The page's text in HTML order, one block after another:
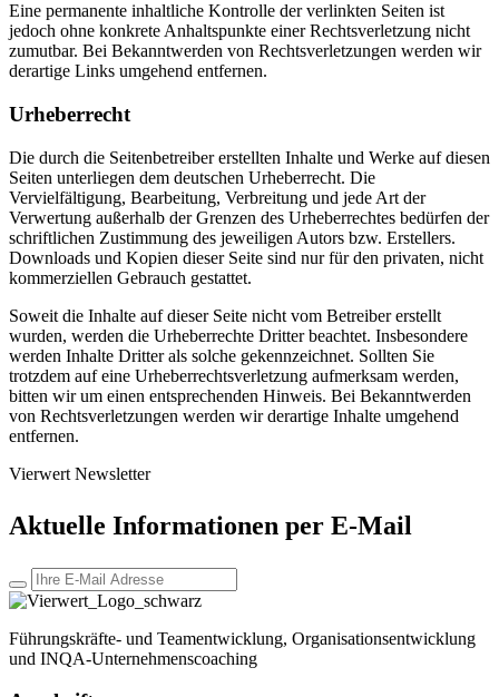
Eine permanente inhaltliche Kontrolle der verlinkten Seiten ist
jedoch ohne konkrete Anhaltspunkte einer Rechtsverletzung nicht
zumutbar. Bei Bekanntwerden von Rechtsverletzungen werden wir
derartige Links umgehend entfernen.
Urheberrecht
Die durch die Seitenbetreiber erstellten Inhalte und Werke auf diesen
Seiten unterliegen dem deutschen Urheberrecht. Die
Vervielfältigung, Bearbeitung, Verbreitung und jede Art der
Verwertung außerhalb der Grenzen des Urheberrechtes bedürfen der
schriftlichen Zustimmung des jeweiligen Autors bzw. Erstellers.
Downloads und Kopien dieser Seite sind nur für den privaten, nicht
kommerziellen Gebrauch gestattet.
Soweit die Inhalte auf dieser Seite nicht vom Betreiber erstellt
wurden, werden die Urheberrechte Dritter beachtet. Insbesondere
werden Inhalte Dritter als solche gekennzeichnet. Sollten Sie
trotzdem auf eine Urheberrechtsverletzung aufmerksam werden,
bitten wir um einen entsprechenden Hinweis. Bei Bekanntwerden
von Rechtsverletzungen werden wir derartige Inhalte umgehend
entfernen.
Vierwert Newsletter
Aktuelle Informationen per E-Mail
Führungskräfte- und Teamentwicklung, Organisationsentwicklung
und INQA-Unternehmenscoaching